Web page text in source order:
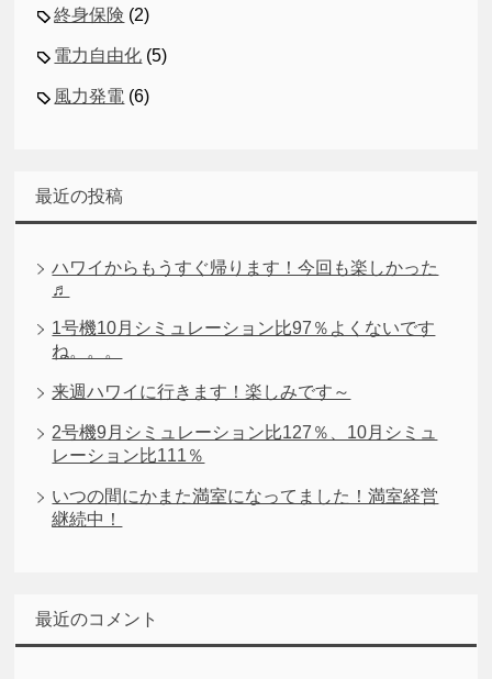
終身保険 (2)
電力自由化 (5)
風力発電 (6)
最近の投稿
ハワイからもうすぐ帰ります！今回も楽しかった
♬
1号機10月シミュレーション比97％よくないです
ね。。。
来週ハワイに行きます！楽しみです～
2号機9月シミュレーション比127％、10月シミュ
レーション比111％
いつの間にかまた満室になってました！満室経営
継続中！
最近のコメント